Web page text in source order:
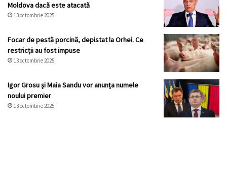
Moldova dacă este atacată
13 octombrie 2025
Focar de pestă porcină, depistat la Orhei. Ce
restricții au fost impuse
13 octombrie 2025
Igor Grosu și Maia Sandu vor anunța numele
noului premier
13 octombrie 2025